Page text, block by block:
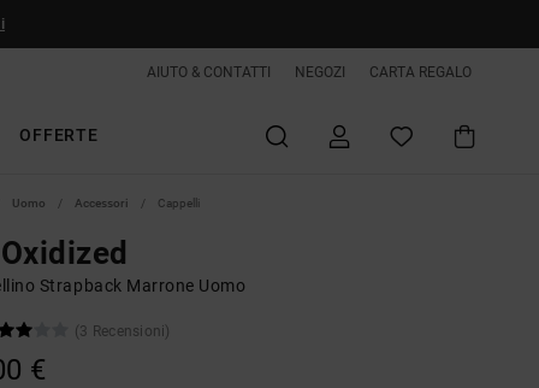
AIUTO & CONTATTI NEGOZI CARTA REGALO
OFFERTE
Uomo Accessori Cappelli
Strapback Marrone Uomo
(3 Recensioni)
€